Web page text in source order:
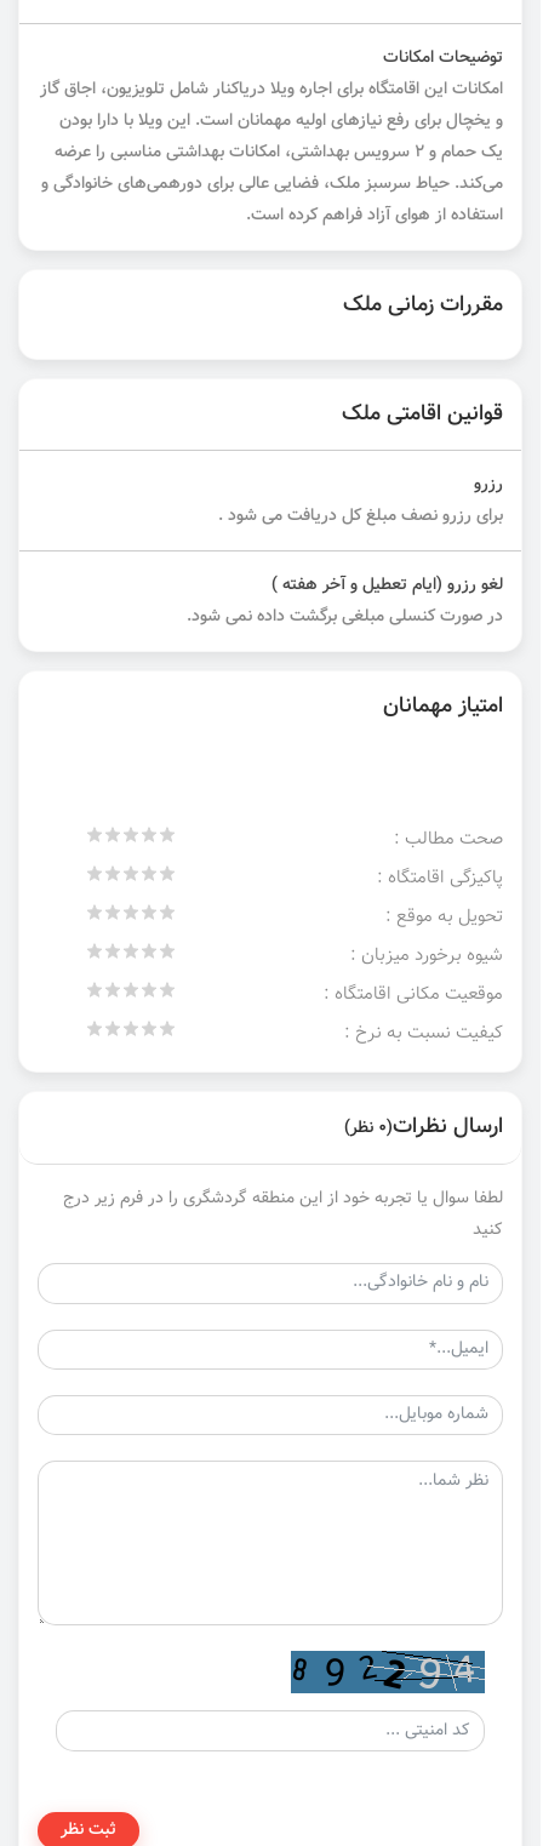
توضیحات امکانات
امکانات این اقامتگاه برای اجاره ویلا دریاکنار شامل تلویزیون، اجاق گاز
و یخچال برای رفع نیازهای اولیه مهمانان است. این ویلا با دارا بودن
یک حمام و ۲ سرویس بهداشتی، امکانات بهداشتی مناسبی را عرضه
می‌کند. حیاط سرسبز ملک، فضایی عالی برای دورهمی‌های خانوادگی و
استفاده از هوای آزاد فراهم کرده است.
مقررات زمانی ملک
قوانین اقامتی ملک
رزرو
برای رزرو نصف مبلغ کل دریافت می شود .
لغو رزرو (ایام تعطیل و آخر هفته )
در صورت کنسلی مبلغی برگشت داده نمی شود.
امتیاز مهمانان
صحت مطالب :
پاکیزگی اقامتگاه :
تحویل به موقع :
شیوه برخورد میزبان :
موقعیت مکانی اقامتگاه :
کیفیت نسبت به نرخ :
ارسال نظرات(0 نظر)
لطفا سوال یا تجربه خود از این منطقه گردشگری را در فرم زیر درج
کنید
ثبت نظر